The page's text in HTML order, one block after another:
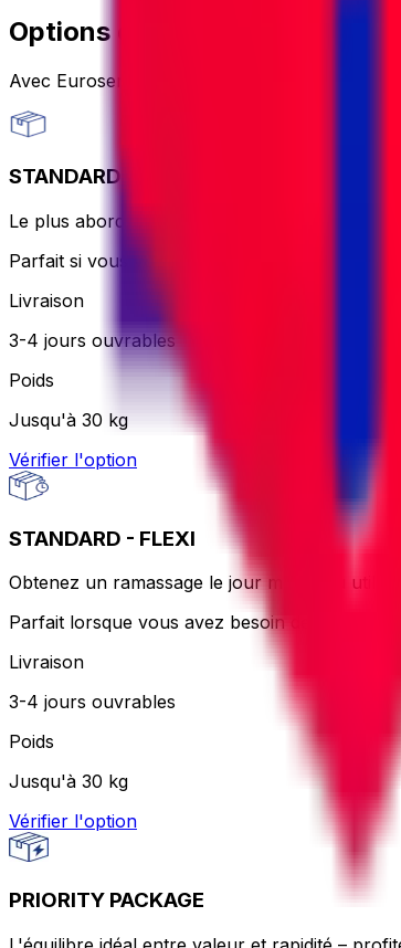
Options d'expédition de colis
Avec Eurosender, vous pouvez envoyer
STANDARD
Le plus abordable et sans tracas – le
Parfait si vous voulez rester simple et que
Livraison
3-4 jours ouvrables
Poids
Jusqu'à 30 kg
Vérifier l'option
STANDARD - FLEXI
Obtenez un ramassage le jour même ou
Parfait lorsque vous avez besoin de flexibilité
Livraison
3-4 jours ouvrables
Poids
Jusqu'à 30 kg
Vérifier l'option
PRIORITY PACKAGE